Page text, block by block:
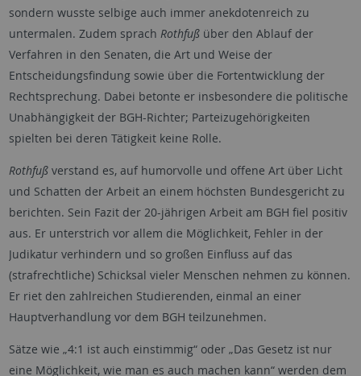
sondern wusste selbige auch immer anekdotenreich zu
untermalen. Zudem sprach Rothfußüber den Ablauf der
Verfahren in den Senaten, die Art und Weise der
Entscheidungsfindung sowie über die Fortentwicklung der
Rechtsprechung. Dabei betonte er insbesondere die politische
Unabhängigkeit der BGH-Richter; Parteizugehörigkeiten
spielten bei deren Tätigkeit keine Rolle.
Rothfußverstand es, auf humorvolle und offene Art über Licht
und Schatten der Arbeit an einem höchsten Bundesgericht zu
berichten. Sein Fazit der 20-jährigen Arbeit am BGH fiel positiv
aus. Er unterstrich vor allem die Möglichkeit, Fehler in der
Judikatur verhindern und so großen Einfluss auf das
(strafrechtliche) Schicksal vieler Menschen nehmen zu können.
Er riet den zahlreichen Studierenden, einmal an einer
Hauptverhandlung vor dem BGH teilzunehmen.
Sätze wie „4:1 ist auch einstimmig“ oder „Das Gesetz ist nur
eine Möglichkeit, wie man es auch machen kann“ werden dem